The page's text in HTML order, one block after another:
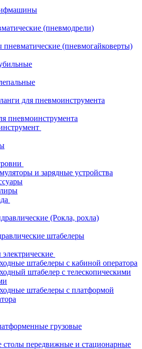
(пневмодрели)
пневматические (пневмогайковерты)
для пневмоинструмента
пневмоинструмента
и зарядные устройства
(Рокла, рохла)
штабелеры
штабелеры с кабиной оператора
штабелер с телескопическими
штабелеры с платформой
грузовые
передвижные и стационарные